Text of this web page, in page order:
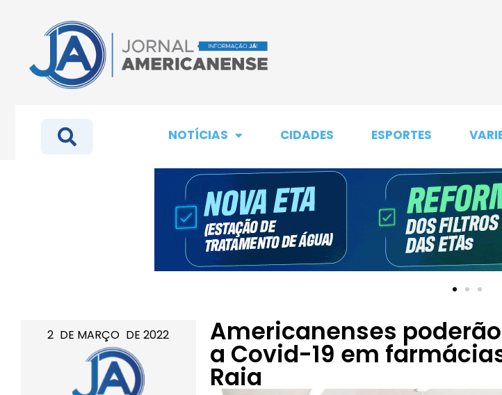
NOTÍCIAS CIDADES ESPORTES
2 DE MARÇO DE2022 Americanenses
a Covid-19 em
Raia